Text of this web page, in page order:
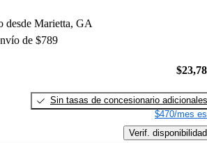
desde Marietta, GA
de $789
Sin tasas de concesionario adicionales
$470/mes
Verif. disponibilidad